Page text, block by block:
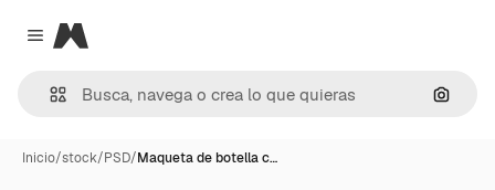
Close menu
Magnific
Inicio/stock/PSD/Maqueta de botella c…